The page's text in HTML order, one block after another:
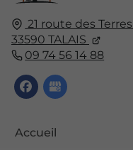
21 route des
33590 TALAIS
09 74 56 14 88
Accueil